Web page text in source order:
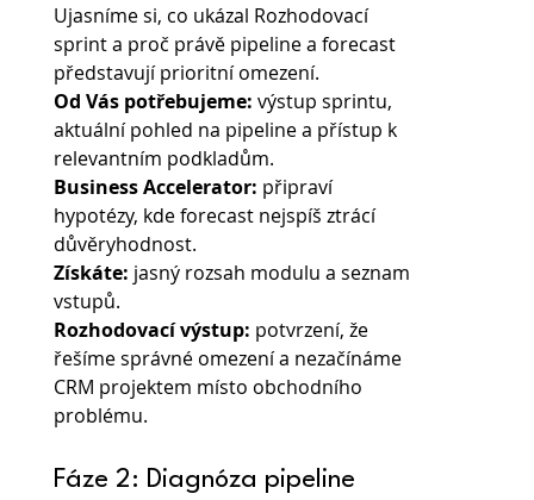
Ujasníme si, co ukázal Rozhodovací
sprint a proč právě pipeline a forecast
představují prioritní omezení.
Od Vás potřebujeme: výstup sprintu,
aktuální pohled na pipeline a přístup k
relevantním podkladům.
Business Accelerator: připraví
hypotézy, kde forecast nejspíš ztrácí
důvěryhodnost.
Získáte: jasný rozsah modulu a seznam
vstupů.
Rozhodovací výstup: potvrzení, že
řešíme správné omezení a nezačínáme
CRM projektem místo obchodního
problému.
Fáze 2: Diagnóza pipeline